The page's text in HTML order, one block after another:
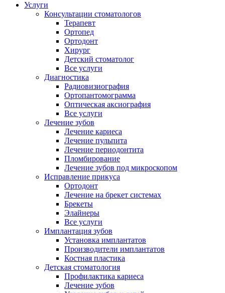
Услуги
Консультации стоматологов
Терапевт
Ортопед
Ортодонт
Хирург
Детский стоматолог
Все услуги
Диагностика
Радиовизиография
Ортопантомограмма
Оптическая аксиография
Все услуги
Лечение зубов
Лечение кариеса
Лечение пульпита
Лечение периодонтита
Пломбирование
Лечение зубов под микроскопом
Исправление прикуса
Ортодонт
Лечение на брекет системах
Брекеты
Элайнеры
Все услуги
Имплантация зубов
Установка имплантатов
Производители имплантатов
Костная пластика
Детская стоматология
Профилактика кариеса
Лечение зубов